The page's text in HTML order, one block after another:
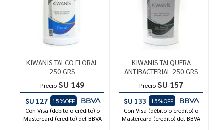
KIWANIS TALCO FLORAL
250 GRS
Precio $U 149
$U 127
15%OFF
Con Visa (débito o crédito) o
Mastercard (credito) del BBVA
KIWANIS TALQUERA
ANTIBACTERIAL 250 GRS
Precio $U 157
$U 133
15%OFF
Con Visa (débito o crédito) o
Mastercard (credito) del BBVA